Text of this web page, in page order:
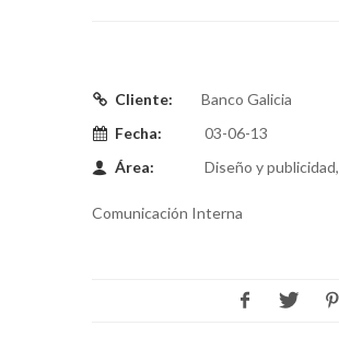
Cliente:
Banco Galicia
Fecha:
03-06-13
Área:
Diseño y publicidad,
Comunicación Interna